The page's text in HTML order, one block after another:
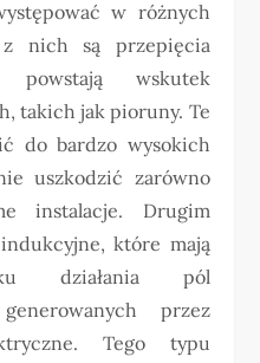
w różnych
z nich są przepięcia
powstają wskutek
takich jak pioruny. Te
do bardzo wysokich
uszkodzić zarówno
instalacje. Drugim
które mają
działania pól
przez
Tego typu